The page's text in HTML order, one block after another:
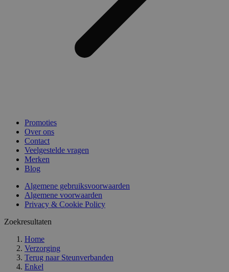
Promoties
Over ons
Contact
Veelgestelde vragen
Merken
Blog
Algemene gebruiksvoorwaarden
Algemene voorwaarden
Privacy & Cookie Policy
Zoekresultaten
Home
Verzorging
Terug naar Steunverbanden
Enkel